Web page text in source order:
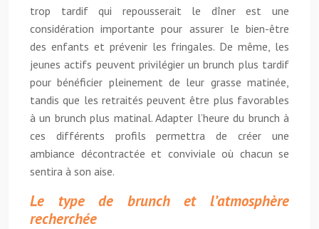
trop tardif qui repousserait le dîner est une
considération importante pour assurer le bien-être
des enfants et prévenir les fringales. De même, les
jeunes actifs peuvent privilégier un brunch plus tardif
pour bénéficier pleinement de leur grasse matinée,
tandis que les retraités peuvent être plus favorables
à un brunch plus matinal. Adapter l’heure du brunch à
ces différents profils permettra de créer une
ambiance décontractée et conviviale où chacun se
sentira à son aise.
Le type de brunch et l’atmosphère
recherchée